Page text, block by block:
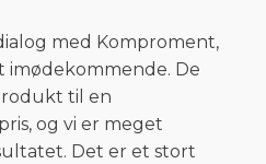
med Komproment,
De
til en
og vi er meget
Det er et stort